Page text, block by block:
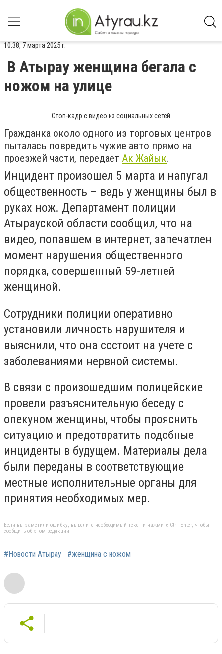
10:38, 7 марта 2025 г.
В Атырау женщина бегала с
ножом на улице
Стоп-кадр с видео из социальных сетей
Гражданка около одного из торговых центров
пыталась повредить чужие авто прямо на
проезжей части, передает Ак Жайык.
Инцидент произошел 5 марта и напугал
общественность – ведь у женщины был в
руках нож. Департамент полиции
Атырауской области сообщил, что на
видео, попавшем в интернет, запечатлен
момент нарушения общественного
порядка, совершенный 59-летней
женщиной.
Сотрудники полиции оперативно
установили личность нарушителя и
выяснили, что она состоит на учете с
заболеваниями нервной системы.
В связи с произошедшим полицейские
провели разъяснительную беседу с
опекуном женщины, чтобы прояснить
ситуацию и предотвратить подобные
инциденты в будущем. Материалы дела
были переданы в соответствующие
местные исполнительные органы для
принятия необходимых мер.
Если вы заметили ошибку, выделите необходимый текст и нажмите Ctrl+Enter, чтобы
сообщить об этом редакции
#Новости Атырау #женщина с ножом